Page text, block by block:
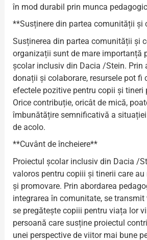
în mod durabil prin munca
**Susținere din partea comunității și
Susținerea din partea comunității și
organizații sunt de mare importanță
școlar inclusiv din Dacia /Stein. Prin
donații și colaborare, resursele pot fi
efectele pozitive pentru copii și
Orice contribuție, oricât de mică,
îmbunătățire semnificativă a
de acolo.
**Cuvânt de încheiere**
Proiectul școlar inclusiv din Dacia /
valoros pentru copiii și tinerii care au
și promovare. Prin abordarea
integrarea în comunitate, se
se pregătește copiii pentru viața lor
persoană care susține proiectul
unei perspective de viitor mai bune